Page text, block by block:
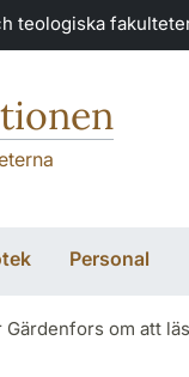
teologiska
Personal
Gärdenfors om att